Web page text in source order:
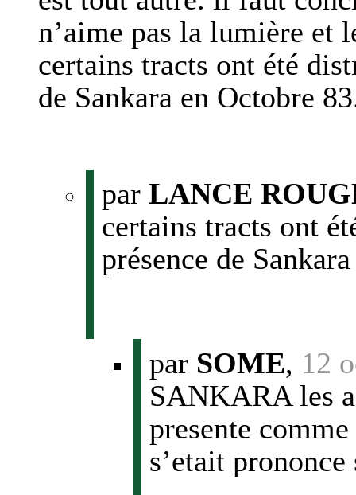
n’aime pas la lumière et
certains tracts ont été
de Sankara en Octobre
par LANCE
certains tracts ont
présence de
par SOME, 12
SANKARA les
presente
s’etait